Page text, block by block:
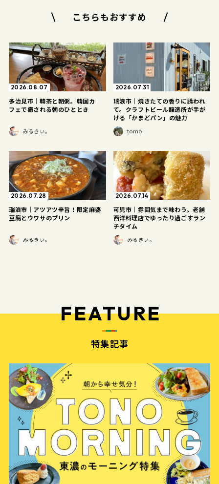
こちらもおすすめ
2026.08.07
多治見市｜韓茶と朝粥。韓国カ
フェで癒される朝のひととき
みるきぃ。
2026.07.31
瑞浪市｜焼きたての香りに誘われ
て。クラフトビール醸造所が手が
ける「かまどパン」の魅力
tomo
2026.07.28
瑞浪市｜アツアツ辛旨！限定麻婆
豆腐とウワサのプリン
みるきぃ。
2026.07.14
可児市｜雰囲気まで味わう。老舗
西洋料理店でゆったり過ごすラン
チタイム
みるきぃ。
FEATURE
特集記事